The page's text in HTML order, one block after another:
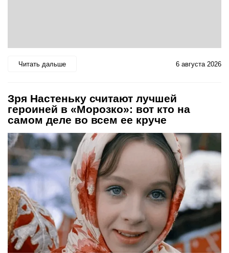
Читать дальше 6 августа 2026
Зря Настеньку считают лучшей
героиней в «Морозко»: вот кто на
самом деле во всем ее круче